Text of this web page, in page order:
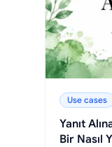
Use cases
Yanıt
Bir Nasıl